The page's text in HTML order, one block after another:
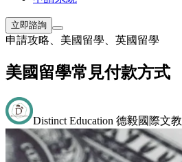
立即諮詢
申請攻略 美國留學 英國留學
美國留學常見付款方式
Distinct Education 德毅國際文教